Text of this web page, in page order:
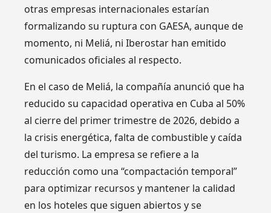
otras empresas internacionales estarían
formalizando su ruptura con GAESA, aunque de
momento, ni Meliá, ni Iberostar han emitido
comunicados oficiales al respecto.
En el caso de Meliá, la compañía anunció que ha
reducido su capacidad operativa en Cuba al 50%
al cierre del primer trimestre de 2026, debido a
la crisis energética, falta de combustible y caída
del turismo. La empresa se refiere a la
reducción como una “compactación temporal”
para optimizar recursos y mantener la calidad
en los hoteles que siguen abiertos y se